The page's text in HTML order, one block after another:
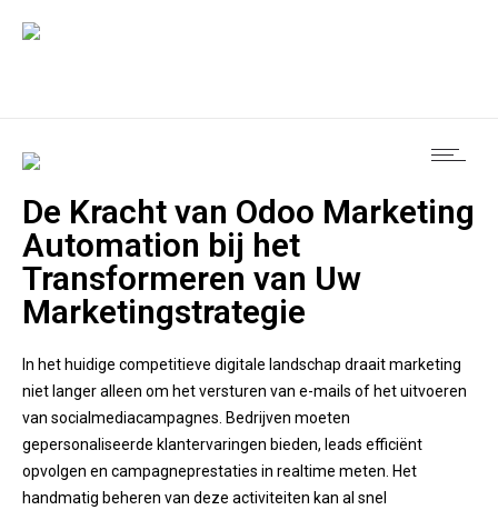
De Kracht van Odoo Marketing
Automation bij het
Transformeren van Uw
Marketingstrategie
In het huidige competitieve digitale landschap draait marketing
niet langer alleen om het versturen van e-mails of het uitvoeren
van socialmediacampagnes. Bedrijven moeten
gepersonaliseerde klantervaringen bieden, leads efficiënt
opvolgen en campagneprestaties in realtime meten. Het
handmatig beheren van deze activiteiten kan al snel